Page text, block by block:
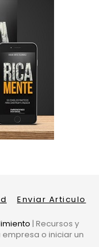
Enviar Articulo
| Recursos y
o iniciar un